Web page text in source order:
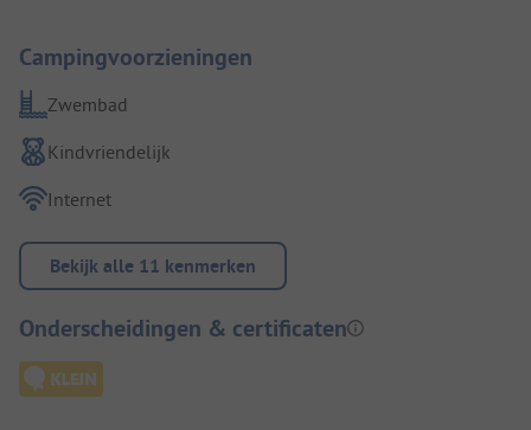
Campingvoorzieningen
Zwembad
Kindvriendelijk
Internet
Bekijk alle 11 kenmerken
Onderscheidingen & certificaten